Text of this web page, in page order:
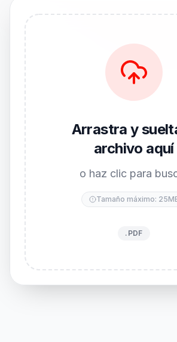
Arrastra y
archivo aquí
o haz clic para
Tamaño máximo:
.PDF